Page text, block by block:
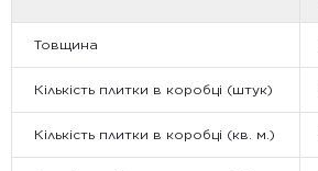
Товщина
Кількість плитки в коробці (штук)
Кількість плитки в коробці (кв. м.)